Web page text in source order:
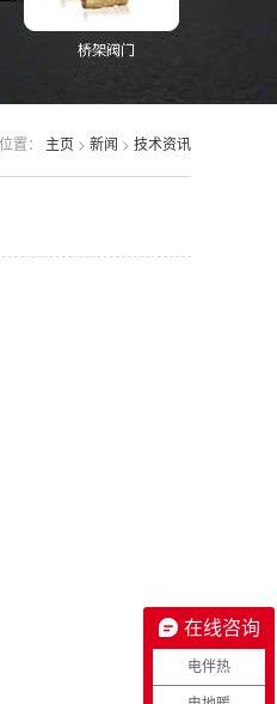
置： 主页 > 新闻 > 技术资讯
在线咨询
电伴热